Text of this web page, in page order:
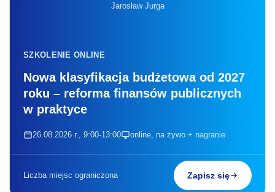
Jarosław Jurga
SZKOLENIE ONLINE
Nowa klasyfikacja budżetowa od 2027
roku – reforma finansów publicznych
w praktyce
26.08.2026 r., 9:00-13:00 online, na żywo + nagranie
Liczba miejsc ograniczona Zapisz się